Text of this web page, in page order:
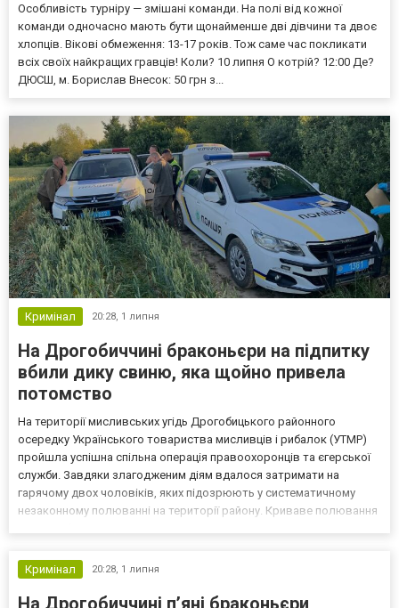
Особливість турніру — змішані команди. На полі від кожної
команди одночасно мають бути щонайменше дві дівчини та двоє
хлопців. Вікові обмеження: 13-17 років. Тож саме час покликати
всіх своїх найкращих гравців! Коли? 10 липня О котрій? 12:00 Де?
ДЮСШ, м. Борислав Внесок: 50 грн з...
Кримінал 20:28, 1 липня
На Дрогобиччині браконьєри на підпитку
вбили дику свиню, яка щойно привела
потомство
На території мисливських угідь Дрогобицького районного
осередку Українського товариства мисливців і рибалок (УТМР)
пройшла успішна спільна операція правоохоронців та єгерської
служби. Завдяки злагодженим діям вдалося затримати на
гарячому двох чоловіків, яких підозрюють у систематичному
незаконному полюванні на території району. Криваве полювання
Кримінал
20:28, 1 липня
На Дрогобиччині п’яні браконьєри